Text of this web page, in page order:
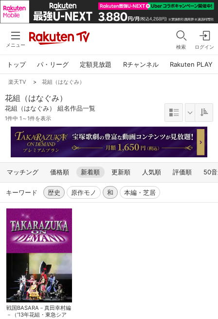
メニュー 検索 ログイン
トップ パ・リーグ 定額見放題 Rチャンネル Rakuten PLAY
楽天TV > 花組（はなぐみ）
花組（はなぐみ）
花組（はなぐみ） 組名作品一覧
1件中 1～1件を表示
マッチング 価格順 新着順 更新順 人気順 評価順 50
キーワード 歴史 原作モノ 和 本編・芝居
戦国BASARA－真田幸村編
－（’13年花組・東急シア